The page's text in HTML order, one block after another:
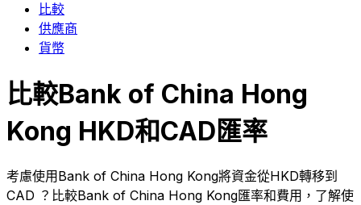
比較
供應商
貨幣
比較Bank of China Hong
Kong HKD和CAD匯率
考慮使用Bank of China Hong Kong將資金從HKD轉移到
CAD ？比較Bank of China Hong Kong匯率和費用，了解使